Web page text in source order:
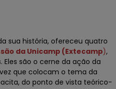
sua história, ofereceu quatro
da Unicamp (Extecamp),
são o cerne da ação da
que colocam o tema da
do ponto de vista teórico-